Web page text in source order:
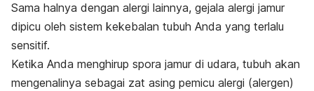
Sama halnya dengan alergi lainnya, gejala alergi jamur
dipicu oleh sistem kekebalan tubuh Anda yang terlalu
sensitif.
Ketika Anda menghirup spora jamur di udara, tubuh akan
mengenalinya sebagai zat asing pemicu alergi (alergen)